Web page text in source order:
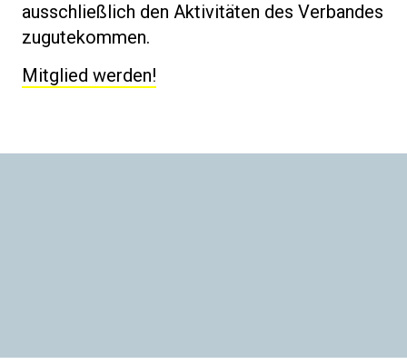
ausschließlich den Aktivitäten des Verbandes
zugutekommen.
Mitglied werden!